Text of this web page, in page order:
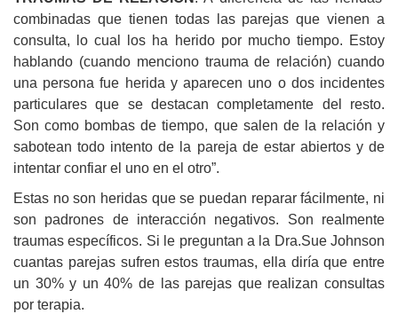
combinadas que tienen todas las parejas que vienen a
consulta, lo cual los ha herido por mucho tiempo. Estoy
hablando (cuando menciono trauma de relación) cuando
una persona fue herida y aparecen uno o dos incidentes
particulares que se destacan completamente del resto.
Son como bombas de tiempo, que salen de la relación y
sabotean todo intento de la pareja de estar abiertos y de
intentar confiar el uno en el otro”.
Estas no son heridas que se puedan reparar fácilmente, ni
son padrones de interacción negativos. Son realmente
traumas específicos. Si le preguntan a la Dra.Sue Johnson
cuantas parejas sufren estos traumas, ella diría que entre
un 30% y un 40% de las parejas que realizan consultas
por terapia.